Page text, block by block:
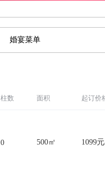
婚宴菜单
柱数 面积 起订价
0 500㎡ 1099